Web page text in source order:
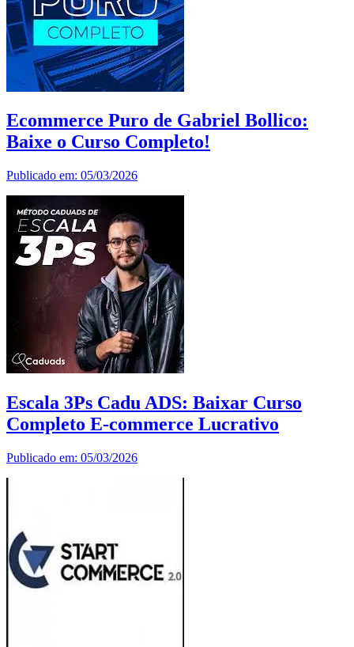
Ecommerce Puro de Gabriel Bollico:
Baixe o Curso Completo!
Publicado em: 05/03/2026
Escala 3Ps Cadu ADS: Baixar Curso
Completo E-commerce Lucrativo
Publicado em: 05/03/2026